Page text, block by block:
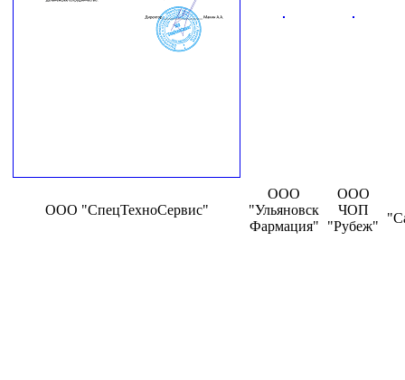
ООО "СпецТехноСервис"
ООО
"Ульяновск
Фармация"
ООО
ЧОП
"Рубеж"